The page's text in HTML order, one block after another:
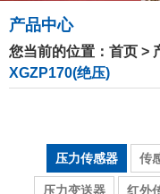
产品中心
您当前的位置： 首页 >
XGZP170(绝压)
压力传感器 传
压力变送器 红外